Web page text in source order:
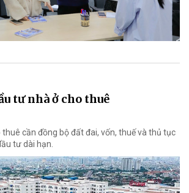
tư nhà ở cho thuê
thuê cần đồng bộ đất đai, vốn, thuế và thủ tục
tư dài hạn.